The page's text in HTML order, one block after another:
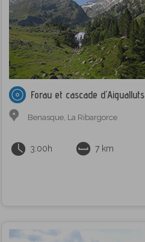
Forau et cascade d'Aigualluts
Benasque, La Ribargorce
3:00h 7 km